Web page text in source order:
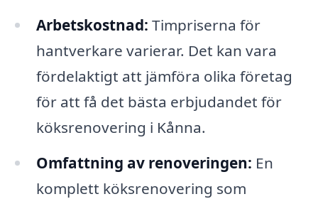
Arbetskostnad: Timpriserna för
hantverkare varierar. Det kan vara
fördelaktigt att jämföra olika företag
för att få det bästa erbjudandet för
köksrenovering i Kånna.
Omfattning av renoveringen: En
komplett köksrenovering som